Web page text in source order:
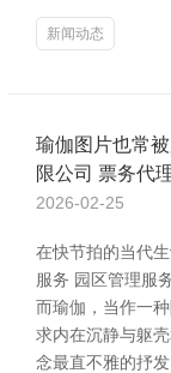
新闻动态
瑜伽图片也常
限公司 票务代
2026-02-25
在快节拍的当代
服务 园区管理服
而瑜伽，当作一
求内在沉静与躯
念最直不雅的抒